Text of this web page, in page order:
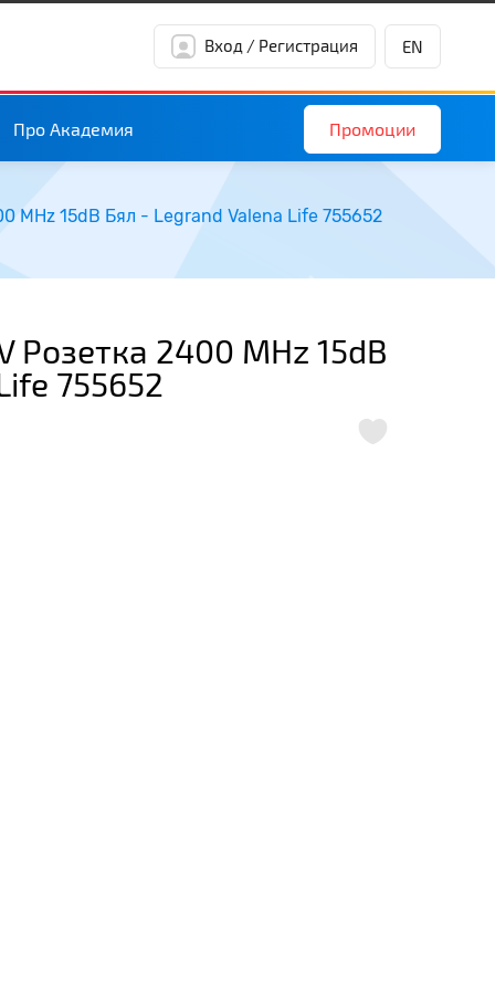
Вход / Регистрация EN
Про Академия Промоции
MHz 15dB Бял - Legrand Valena Life 755652
Розетка 2400 MHz 15dB
755652